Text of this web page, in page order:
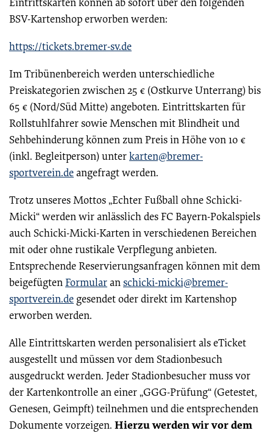
BSV-Kartenshop erworben werden:
https://tickets.bremer-sv.de
Im Tribünenbereich werden unterschiedliche
Preiskategorien zwischen 25 € (Ostkurve Unterrang) bis
65 € (Nord/Süd Mitte) angeboten. Eintrittskarten für
Rollstuhlfahrer sowie Menschen mit Blindheit und
Sehbehinderung können zum Preis in Höhe von 10 €
(inkl. Begleitperson) unterkarten@bremer-
sportverein.deangefragt werden.
Trotz unseres Mottos „Echter Fußball ohne Schicki-
Micki“ werden wir anlässlich des FC Bayern-Pokalspiels
auch Schicki-Micki-Karten in verschiedenen Bereichen
mit oder ohne rustikale Verpflegung anbieten.
Entsprechende Reservierungsanfragen können mit dem
beigefügtenFormularanschicki-micki@bremer-
sportverein.de gesendet oder direkt im Kartenshop
erworben werden.
Alle Eintrittskarten werden personalisiert als eTicket
ausgestellt und müssen vor dem Stadionbesuch
ausgedruckt werden. Jeder Stadionbesucher muss vor
der Kartenkontrolle an einer „GGG-Prüfung“ (Getestet,
Genesen, Geimpft) teilnehmen und die entsprechenden
Dokumente vorzeigen. Hierzu werden wir vor dem